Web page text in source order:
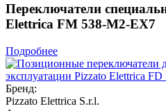
Переключатели
Elettrica FM 538-M2-EX7
Подробнее
Бренд:
Pizzato Elettrica S.r.l.